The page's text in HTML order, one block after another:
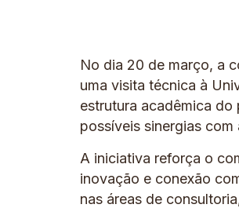
No dia 20 de março, a
uma visita técnica à
estrutura acadêmica
possíveis sinergias
A iniciativa reforça o
inovação e conexão
nas áreas de